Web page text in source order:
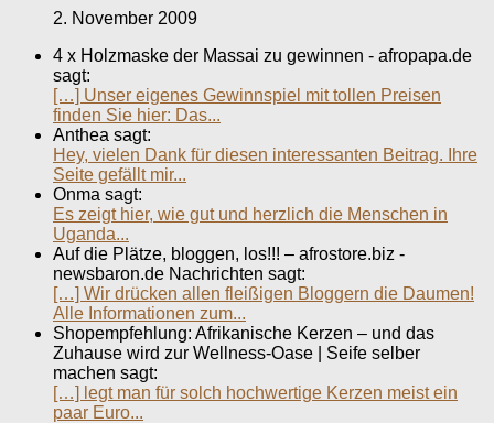
2. November 2009
4 x Holzmaske der Massai zu gewinnen - afropapa.de
sagt:
[…] Unser eigenes Gewinnspiel mit tollen Preisen
finden Sie hier: Das...
Anthea sagt:
Hey, vielen Dank für diesen interessanten Beitrag. Ihre
Seite gefällt mir...
Onma sagt:
Es zeigt hier, wie gut und herzlich die Menschen in
Uganda...
Auf die Plätze, bloggen, los!!! – afrostore.biz -
newsbaron.de Nachrichten sagt:
[…] Wir drücken allen fleißigen Bloggern die Daumen!
Alle Informationen zum...
Shopempfehlung: Afrikanische Kerzen – und das
Zuhause wird zur Wellness-Oase | Seife selber
machen sagt:
[…] legt man für solch hochwertige Kerzen meist ein
paar Euro...